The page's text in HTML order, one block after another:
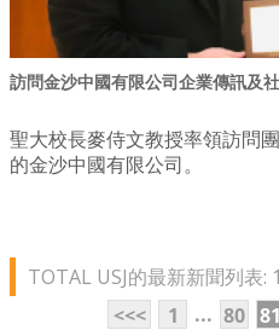
訪問金沙中國有限公司企業傳訊及
聖大校長麥侍文教授率領訪問
的金沙中國有限公司。
TOTAL USJ的最新新聞列表:
<<<
1 ... 80 81